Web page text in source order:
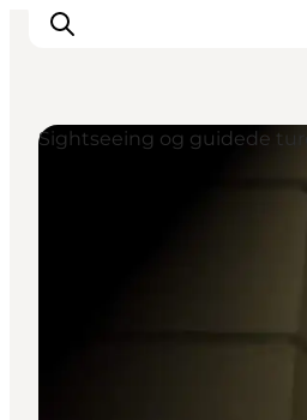
Sightseeing og guidede ture